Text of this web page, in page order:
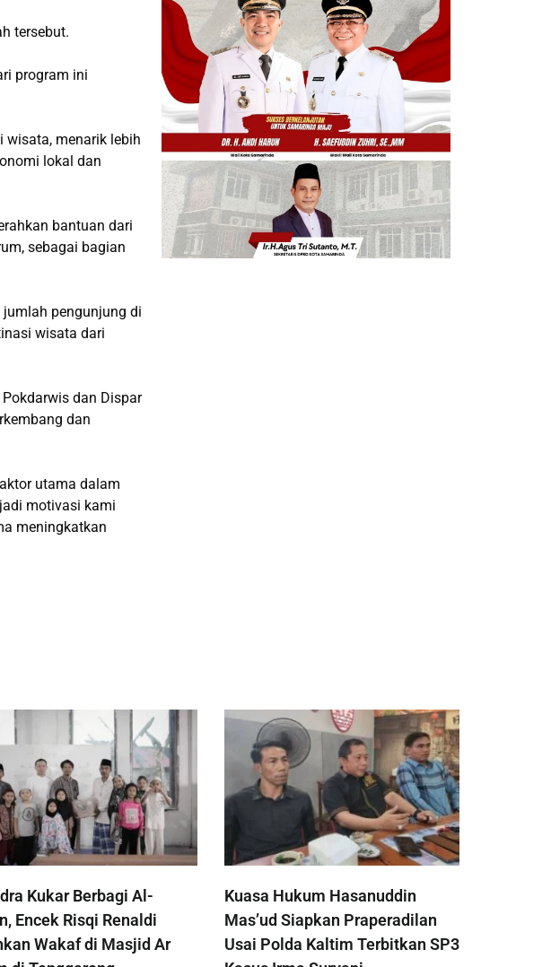
tersebut.
program ini
wisata, menarik lebih
lokal dan
bantuan dari
sebagai bagian
pengunjung di
wisata dari
dan Dispar
dan
utama dalam
motivasi kami
meningkatkan
Kukar Berbagi Al-
Encek Risqi Renaldi
Wakaf di Masjid Ar
Kuasa Hukum Hasanuddin
Mas’ud Siapkan Praperadilan
Usai Polda Kaltim Terbitkan SP3